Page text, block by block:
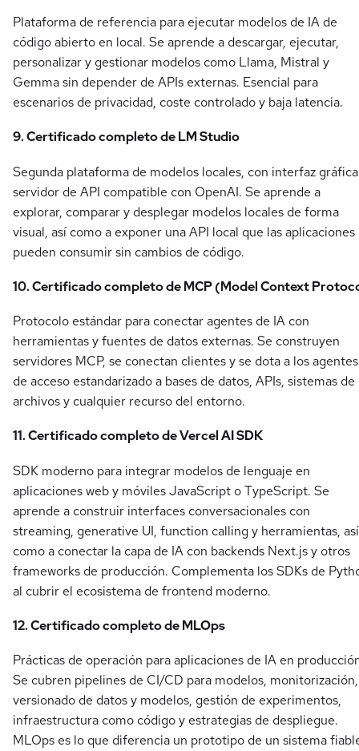
Plataforma de referencia para ejecutar modelos de IA de
código abierto en local. Se aprende a descargar, ejecutar,
personalizar y gestionar modelos como Llama, Mistral y
Gemma sin depender de APIs externas. Esencial para
escenarios de privacidad, coste controlado y baja latencia.
9. Certificado completo de LM Studio
Segunda plataforma de modelos locales, con interfaz
servidor de API compatible con OpenAI. Se aprende a
explorar, comparar y desplegar modelos locales de forma
visual, así como a exponer una API local que las aplicaciones
pueden consumir sin cambios de código.
10. Certificado completo de MCP (Model Context
Protocolo estándar para conectar agentes de IA con
herramientas y fuentes de datos externas. Se construyen
servidores MCP, se conectan clientes y se dota a los agentes
de acceso estandarizado a bases de datos, APIs, sistemas de
archivos y cualquier recurso del entorno.
11. Certificado completo de Vercel AI SDK
SDK moderno para integrar modelos de lenguaje en
aplicaciones web y móviles JavaScript o TypeScript. Se
aprende a construir interfaces conversacionales con
streaming, generative UI, function calling y herramientas, así
como a conectar la capa de IA con backends Next.js y otros
frameworks de producción. Complementa los SDKs de
al cubrir el ecosistema de frontend moderno.
12. Certificado completo de MLOps
Prácticas de operación para aplicaciones de IA en
Se cubren pipelines de CI/CD para modelos, monitorización,
versionado de datos y modelos, gestión de experimentos,
infraestructura como código y estrategias de despliegue.
MLOps es lo que diferencia un prototipo de un sistema